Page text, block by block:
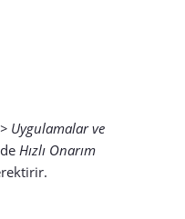
Uygulamalar ve
Hızlı Onarım